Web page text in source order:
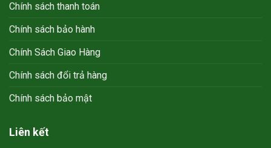
Chính sách thanh toán
Chính sách bảo hành
Chính Sách Giao Hàng
Chính sách đổi trả hàng
Chính sách bảo mật
Liên kết